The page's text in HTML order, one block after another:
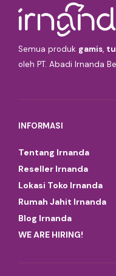
Semua produk gamis,
oleh PT. Abadi Irnanda
INFORMASI
Tentang Irnanda
Reseller Irnanda
Lokasi Toko Irnanda
Rumah Jahit Irnanda
Blog Irnanda
WE ARE HIRING!